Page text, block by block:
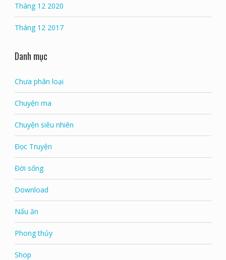
Tháng 12 2020
Tháng 12 2017
Danh mục
Chưa phân loại
Chuyện ma
Chuyện siêu nhiên
Đọc Truyện
Đời sống
Download
Nấu ăn
Phong thủy
Shop